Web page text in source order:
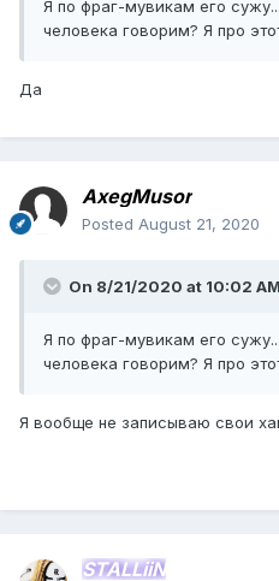
Я по фраг-мувикам его
человека говорим? Я про
Да
AxegMusor
Posted August 21, 2020
On 8/21/2020 at 10:02
Я по фраг-мувикам его
человека говорим? Я про
Я вообще не записываю свои
STALLiiN